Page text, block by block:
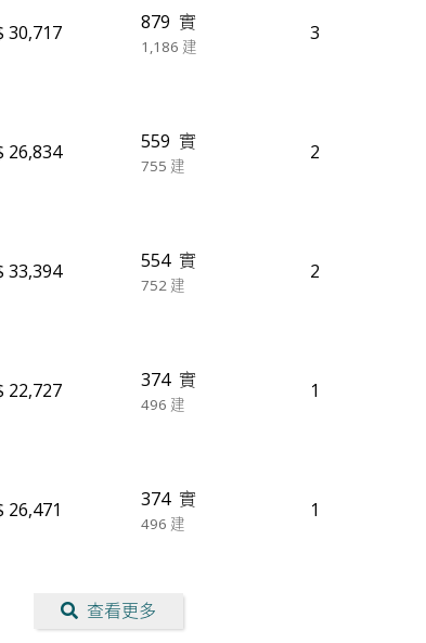
30,717 879 實
1,186 建
3
26,834 559 實
755 建
2
33,394 554 實
752 建
2
22,727 374 實
496 建
1
26,471 374 實
496 建
1
查看更多